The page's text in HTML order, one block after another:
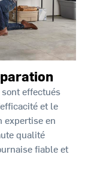
effectués
et le
expertise en
qualité
fiable et